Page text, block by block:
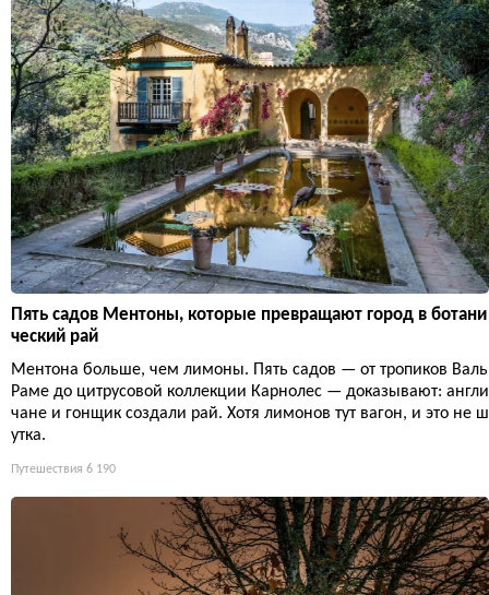
Пять садов Ментоны, которые превращают город в ботани
ческий рай
Ментона больше, чем лимоны. Пять садов — от тропиков Валь
Раме до цитрусовой коллекции Карнолес — доказывают: англи
чане и гонщик создали рай. Хотя лимонов тут вагон, и это не ш
утка.
Путешествия 6 190